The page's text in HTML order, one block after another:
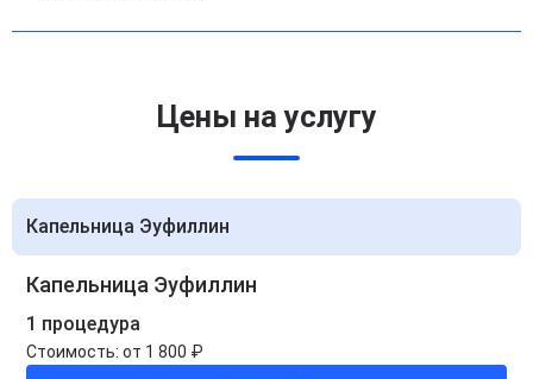
Цены на услугу
Капельница Эуфиллин
Капельница Эуфиллин
1 процедура
Стоимость: от 1 800 ₽